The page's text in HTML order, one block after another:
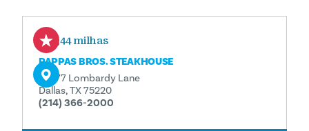
0,44 milhas
PAPPAS BROS. STEAKHOUSE
10477 Lombardy Lane
Dallas, TX 75220
(214) 366-2000